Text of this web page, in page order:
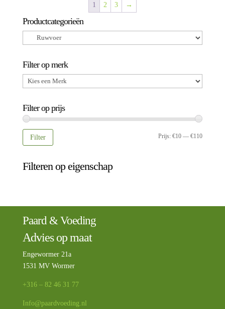
1 2 3 →
Productcategorieën
Filter op merk
Filter op prijs
Min.
Max.
Filter Prijs:€10 —€110
Filteren op eigenschap
Paard & Voeding
Advies op maat
Engewormer 21a
1531 MV Wormer
+316 – 82 46 31 77
Info@paardvoeding.nl